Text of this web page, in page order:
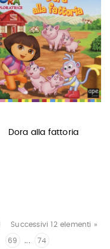
Dora alla fattoria
Successivi 12 elementi »
69 74